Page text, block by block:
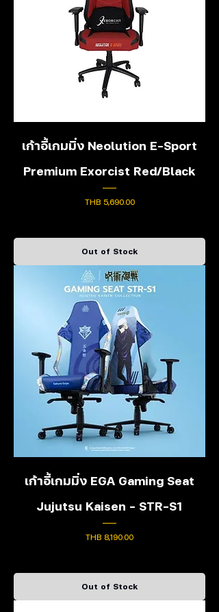
เก้าอี้เกมมิ่ง Neolution E-Sport
Premium Exorcist Red/Black
Price
THB 5,690.00
Out of Stock
เก้าอี้เกมมิ่ง EGA Gaming Seat
Jujutsu Kaisen - STR-S1
Price
THB 8,190.00
Out of Stock